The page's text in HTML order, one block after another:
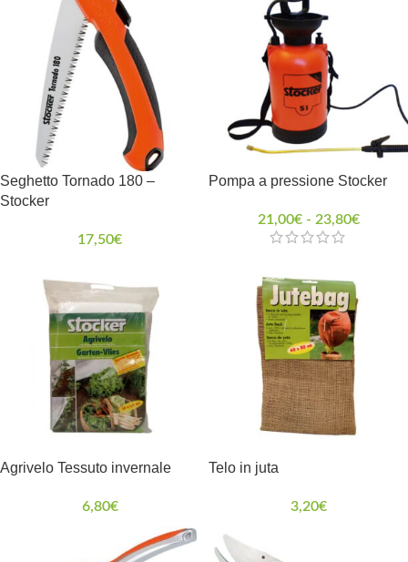
Seghetto Tornado 180 –
Stocker
17,50€
Pompa a pressione Stocker
21,00€ - 23,80€
Agrivelo Tessuto invernale
6,80€
Telo in juta
3,20€